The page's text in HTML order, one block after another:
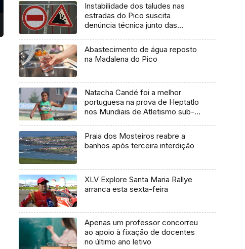
Instabilidade dos taludes nas
estradas do Pico suscita
denúncia técnica junto das
Abastecimento de água reposto
na Madalena do Pico
Natacha Candé foi a melhor
portuguesa na prova de Heptatlo
nos Mundiais de Atletismo sub-
Praia dos Mosteiros reabre a
banhos após terceira interdição
XLV Explore Santa Maria Rallye
arranca esta sexta-feira
Apenas um professor concorreu
ao apoio à fixação de docentes
no último ano letivo